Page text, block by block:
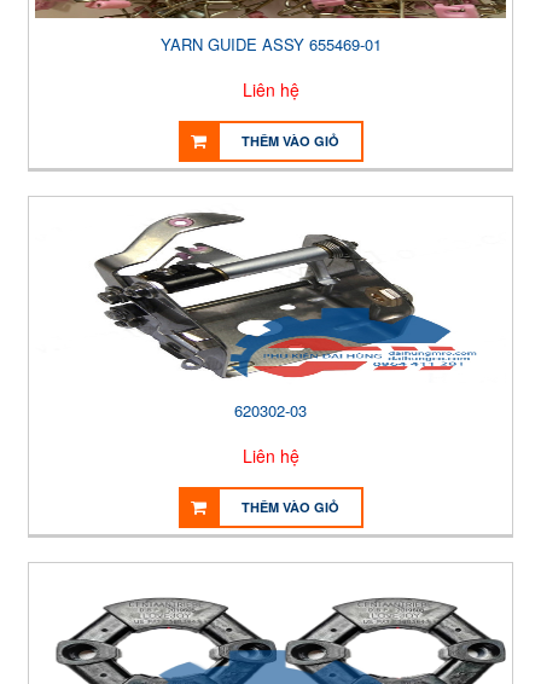
YARN GUIDE ASSY 655469-01
Liên hệ
THÊM VÀO GIỎ
620302-03
Liên hệ
THÊM VÀO GIỎ